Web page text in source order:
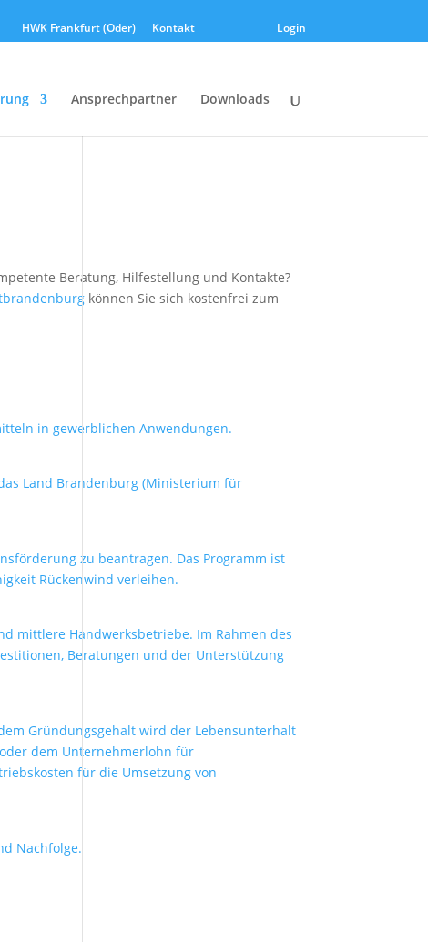
HWK Frankfurt (Oder) Kontakt Login
Ansprechpartner Downloads
Beratung, Hilfestellung und Kontakte?
können Sie sich kostenfrei zum
in gewerblichen Anwendungen.
Land Brandenburg (Ministerium für
zu beantragen. Das Programm ist
Rückenwind verleihen.
mittlere Handwerksbetriebe. Im Rahmen des
Beratungen und der Unterstützung
Gründungsgehalt wird der Lebensunterhalt
dem Unternehmerlohn für
für die Umsetzung von
Nachfolge.